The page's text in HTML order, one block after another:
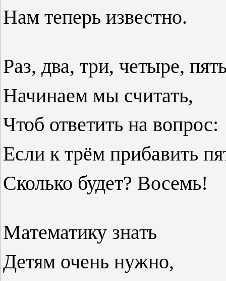
Нам теперь известно.
Раз, два, три, четыре,
Начинаем мы считать,
Чтоб ответить на вопрос:
Если к трём прибавить
Сколько будет? Восемь!
Математику знать
Детям очень нужно,